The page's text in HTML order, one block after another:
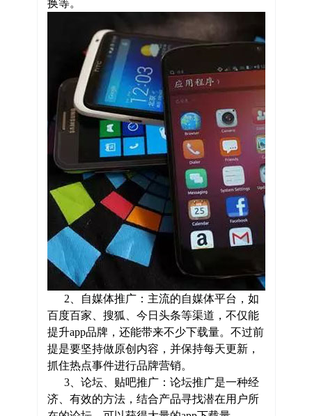
换等。
2、自媒体推广：主流的自媒体平台，如
百度百家、搜狐、今日头条等渠道，不仅能
提升app品牌，还能带来不少下载量。不过前
提是要坚持做原创内容，并保持每天更新，
抓住热点事件进行品牌营销。
3、论坛、贴吧推广：论坛推广是一种经
济、有效的方法，结合产品寻找潜在用户所